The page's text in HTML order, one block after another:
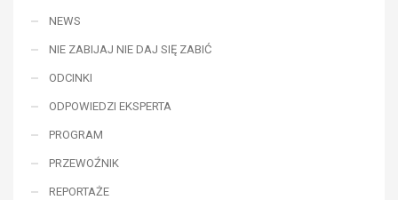
NEWS
NIE ZABIJAJ NIE DAJ SIĘ ZABIĆ
ODCINKI
ODPOWIEDZI EKSPERTA
PROGRAM
PRZEWOŹNIK
REPORTAŻE